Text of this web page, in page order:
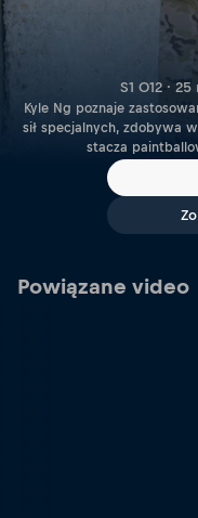
S1 O12 ·
Kyle Ng poznaje
sił specjalnych, zdobywa
stacza
Powiązane video